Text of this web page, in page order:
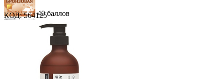
40 баллов
60 баллов
100 баллов
724.00 Р
за 1.00 мл
КОД: 564125